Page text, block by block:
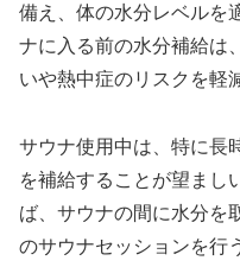
備え、体の水分レベルを
ナに入る前の水分補給は
いや熱中症のリスクを軽
サウナ使用中は、特に長
を補給することが望まし
ば、サウナの間に水分を
のサウナセッションを行